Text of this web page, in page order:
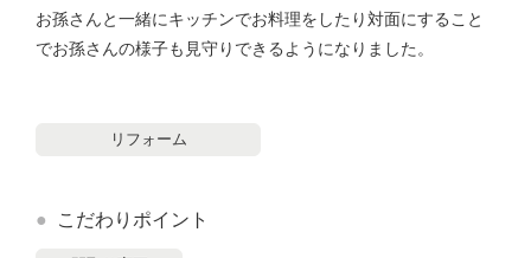
お孫さんと一緒にキッチンでお料理をしたり対面にすること
でお孫さんの様子も見守りできるようになりました。
リフォーム
こだわりポイント